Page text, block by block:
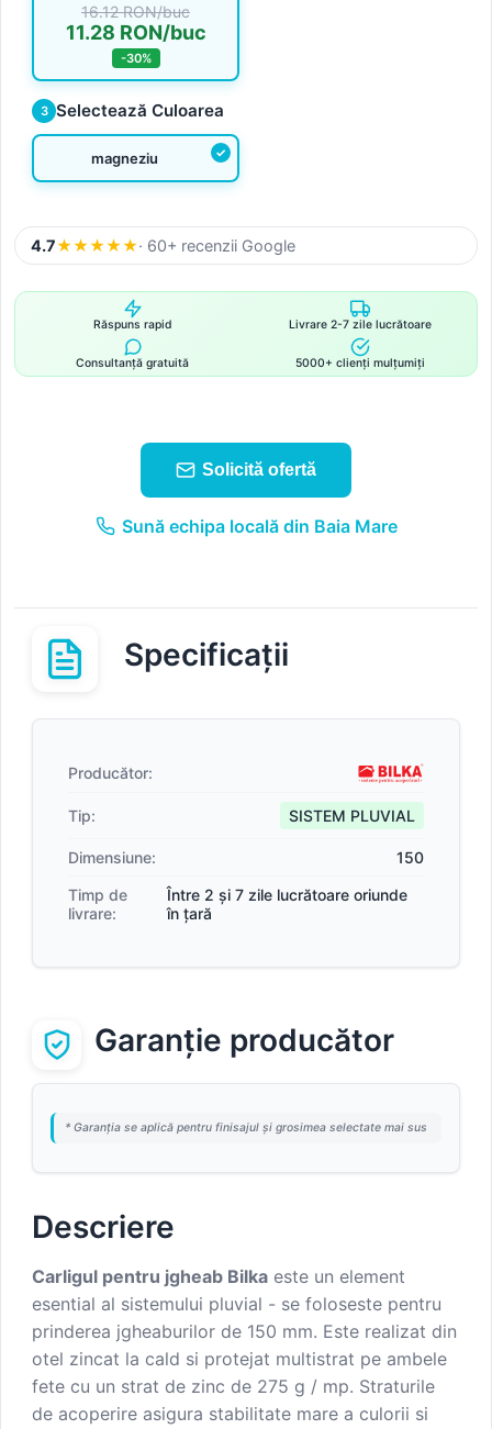
16.12 RON/buc
11.28 RON/buc
-30%
3 Selectează Culoarea
magneziu
4.7★★★★★· 60+ recenzii Google
Răspuns rapid Livrare 2-7 zile lucrătoare
Consultanță gratuită 5000+ clienți mulțumiți
Solicită ofertă
Sună echipa locală din Baia Mare
Specificații
Producător:
Tip: SISTEM PLUVIAL
Dimensiune:
150
Timp de
livrare:
Între 2 și 7 zile lucrătoare oriunde
în țară
Garanție producător
* Garanția se aplică pentru finisajul și grosimea selectate mai sus
Descriere
Carligul pentru jgheab Bilka este un element
esential al sistemului pluvial - se foloseste pentru
prinderea jgheaburilor de 150 mm. Este realizat din
otel zincat la cald si protejat multistrat pe ambele
fete cu un strat de zinc de 275 g / mp. Straturile
de acoperire asigura stabilitate mare a culorii si